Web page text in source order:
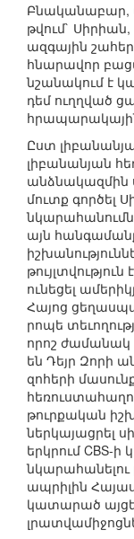
Բնականաբար,
թվում`
ազգային
հնարավոր
նշանակում է
դեմ ուղղված
հրապարակային
Ըստ
լիբանանյան
անձնակազմին
մուտք գործել
այն
ունեցել
Հայոց
րոպե
որոշ ժամանակ
են Դեյր Զորի
զոհերի
թուրքական
ներկայացրել
երկրում CBS-
նկարահանելու
ապրիլին
կատարած